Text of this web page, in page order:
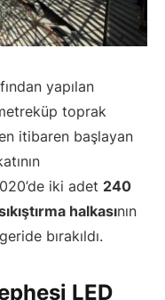
yapılan
toprak
itibaren başlayan
iki adet 240
halkasının
bırakıldı.
LED